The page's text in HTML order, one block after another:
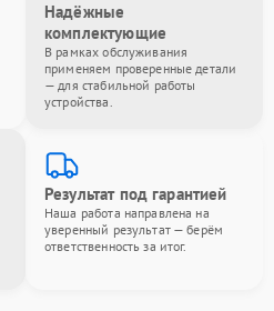
Надёжные
комплектующие
В рамках обслуживания
применяем проверенные детали
— для стабильной работы
устройства.
Результат под гарантией
Наша работа направлена на
уверенный результат — берём
ответственность за итог.